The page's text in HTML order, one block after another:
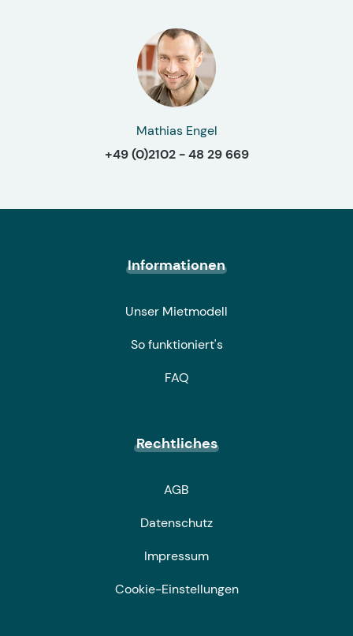
Mathias Engel
+49 (0)2102 - 48 29 669
Informationen
Unser Mietmodell
So funktioniert's
FAQ
Rechtliches
AGB
Datenschutz
Impressum
Cookie-Einstellungen